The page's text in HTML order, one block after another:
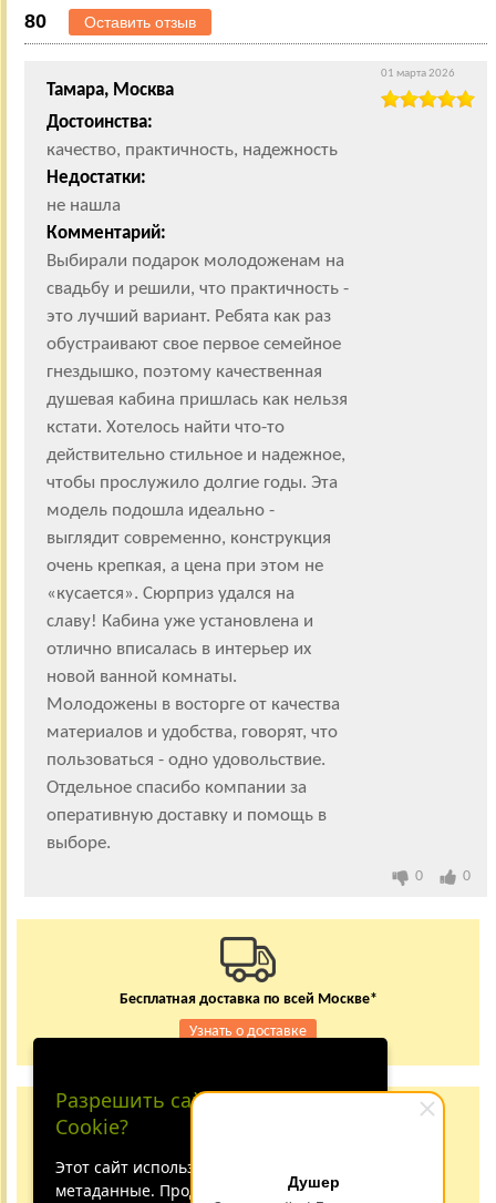
Душер
80
Оставить отзыв
Тамара, Москва
Достоинства:
качество, практичность, надежность
Недостатки:
не нашла
Комментарий:
Выбирали подарок молодоженам на
свадьбу и решили, что практичность -
это лучший вариант. Ребята как раз
обустраивают свое первое семейное
гнездышко, поэтому качественная
душевая кабина пришлась как нельзя
кстати. Хотелось найти что-то
действительно стильное и надежное,
чтобы прослужило долгие годы. Эта
модель подошла идеально -
выглядит современно, конструкция
очень крепкая, а цена при этом не
«кусается». Сюрприз удался на
славу! Кабина уже установлена и
отлично вписалась в интерьер их
новой ванной комнаты.
Молодожены в восторге от качества
материалов и удобства, говорят, что
пользоваться - одно удовольствие.
Отдельное спасибо компании за
оперативную доставку и помощь в
выборе.
01 марта 2026
0 0
Бесплатная доставка по всей Москве*
Узнать о доставке
Заказывайте по телефону
Не дозвонились?
Разрешить сайту принимать
Cookie?
Этот сайт использует файлы cookie и
метаданные. Продолжая